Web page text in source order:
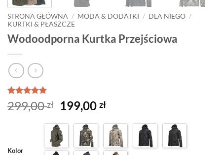
STRONA GŁÓWNA / MODA & DODATKI / DLA NIEGO /
KURTKI & PŁASZCZE
Wodoodporna Kurtka Przejściowa
Oceniony5
na 5 na
4
299,00zł
Pierwotna
cena
wynosiła:
299,00 zł.
199,00złAktualna
wynosi:
199,00 zł.
Kolor